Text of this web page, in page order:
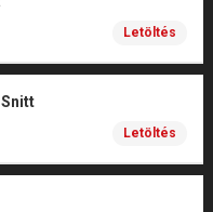
Letöltés
Snitt
Letöltés